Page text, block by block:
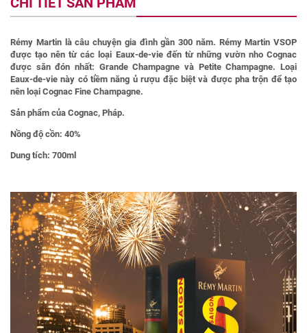
Rémy Martin là câu chuyện gia đình gần 300 năm. Rémy Martin VSOP
được tạo nên từ các loại Eaux-de-vie đến từ những vườn nho Cognac
được săn đón nhất: Grande Champagne và Petite Champagne. Loại
Eaux-de-vie này có tiềm năng ủ rượu đặc biệt và được pha trộn để tạo
nên loại Cognac Fine Champagne.
Sản phẩm của Cognac, Pháp.
Nồng độ cồn: 40%
Dung tích: 700ml